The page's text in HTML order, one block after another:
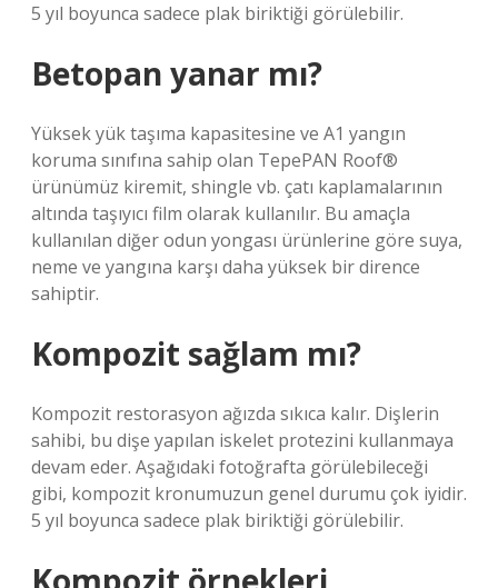
5 yıl boyunca sadece plak biriktiği görülebilir.
Betopan yanar mı?
Yüksek yük taşıma kapasitesine ve A1 yangın
koruma sınıfına sahip olan TepePAN Roof®
ürünümüz kiremit, shingle vb. çatı kaplamalarının
altında taşıyıcı film olarak kullanılır. Bu amaçla
kullanılan diğer odun yongası ürünlerine göre suya,
neme ve yangına karşı daha yüksek bir dirence
sahiptir.
Kompozit sağlam mı?
Kompozit restorasyon ağızda sıkıca kalır. Dişlerin
sahibi, bu dişe yapılan iskelet protezini kullanmaya
devam eder. Aşağıdaki fotoğrafta görülebileceği
gibi, kompozit kronumuzun genel durumu çok iyidir.
5 yıl boyunca sadece plak biriktiği görülebilir.